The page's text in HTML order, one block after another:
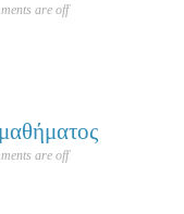
are off
are off